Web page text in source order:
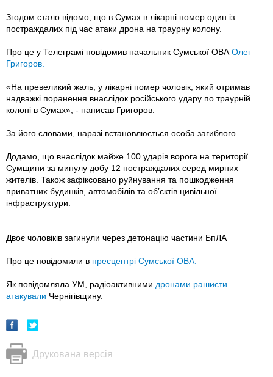
Згодом стало відомо, що в Сумах в лікарні помер один із
постраждалих під час атаки дрона на траурну колону.
Про це у Телеграмі повідомив начальник Сумської ОВАОлег
Григоров.
«На превеликий жаль, у лікарні помер чоловік, який отримав
надважкі поранення внаслідок російського удару по траурній
колоні в Сумах», - написав Григоров.
За його словами, наразі встановлюється особа загиблого.
Додамо, що внаслідок майже 100 ударів ворога на території
Сумщини за минулу добу 12 постраждалих серед мирних
жителів. Також зафіксовано руйнування та пошкодження
приватних будинків, автомобілів та об’єктів цивільної
інфраструктури.
Двоє чоловіків загинули через детонацію частини БпЛА
Про це повідомили в пресцентрі Сумської ОВА.
Як повідомляла УМ, радіоактивними дронами рашисти
атакували Чернігівщину.
Друкована версія